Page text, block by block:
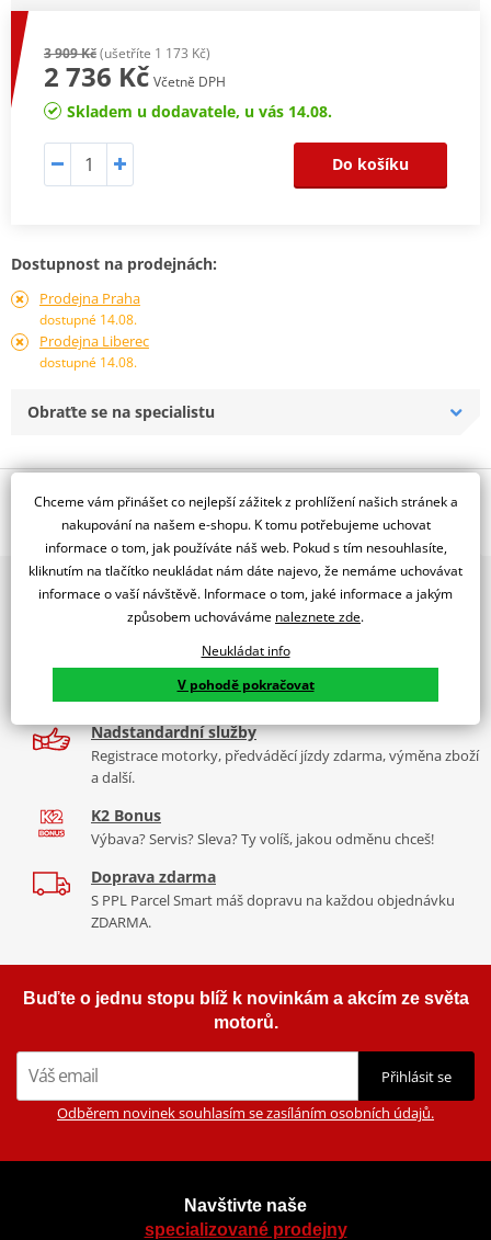
3 909 Kč(ušetříte 1 173 Kč)
2 736 Kč Včetně DPH
Skladem u dodavatele, u vás 14.08.
Do košíku
Dostupnost na prodejnách:
Prodejna Praha
dostupné 14.08.
Prodejna Liberec
dostupné 14.08.
Obraťte se na specialistu
Popis a parametry
Jsme autorizovaný
dealer značky CROSS-PRO
Aluminum Trail Engine Guard Ice Polish Protected
2x multibrand showroom
9 značek motocyklů, servis, oblečení, doplňky i náhradní
Více než 30 let zkušeností
Za řídítky motorek, v servisu i prodeji moto vybavení
Nadstandardní služby
Registrace motorky, předváděcí jízdy zdarma, výměna zboží
a další.
K2 Bonus
Výbava? Servis? Sleva? Ty volíš, jakou odměnu chceš!
Doprava zdarma
S PPL Parcel Smart máš dopravu na každou objednávku
ZDARMA.
Buďte o jednu stopu blíž k novinkám a akcím ze světa
motorů.
Přihlásit se
Odběrem novinek souhlasím se zasíláním osobních údajů.
Navštivte naše
specializované prodejny
Chceme vám přinášet co nejlepší zážitek z prohlížení našich stránek a
nakupování na našem e-shopu. K tomu potřebujeme uchovat
informace o tom, jak používáte náš web. Pokud s tím nesouhlasíte,
kliknutím na tlačítko neukládat nám dáte najevo, že nemáme uchovávat
informace o vaší návštěvě. Informace o tom, jaké informace a jakým
způsobem uchováváme naleznete zde.
Neukládat info
V pohodě pokračovat